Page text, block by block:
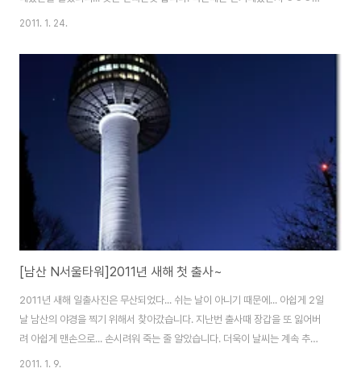
Nikon D300 & Sigma 24-70 F2.8 EX DG 2011-01-23
2011. 1. 24.
[남산 N서울타워]2011년 새해 첫 출사~
2011년 새해 일출사진은 무산되었다... 쉬는 날이 아니기 때문에... 아쉽게 2일
날 남산의 야경을 찍기 위해서 찾아갔습니다. 지난번 출사때 장갑을 또 잃어버
려 아쉽게 맨손으로... 손시려워 죽는 줄 알았습니다. 더욱이 날씨는 계속 추워
지고.. 바람은 심하게 불고... 더군다나 타워의 불이 늦게 들어와서 그냥 포기하
2011. 1. 9.